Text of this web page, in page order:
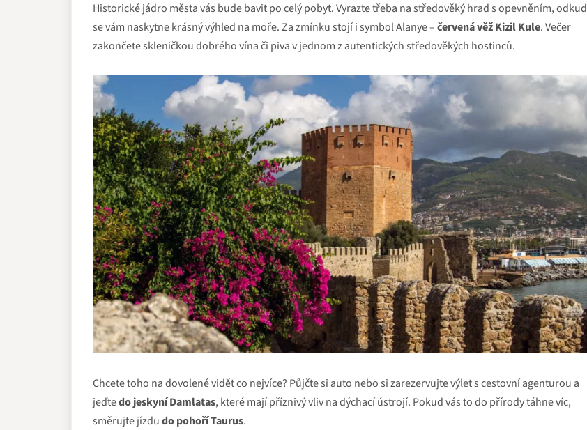
Historické jádro města vás bude bavit po celý pobyt. Vyrazte třeba na středověký hrad s opevněním, odkud
se vám naskytne krásný výhled na moře. Za zmínku stojí i symbol Alanye –červená věž Kizil Kule. Večer
zakončete skleničkou dobrého vína či piva v jednom z autentických středověkých hostinců.
Chcete toho na dovolené vidět co nejvíce? Půjčte si auto nebo si zarezervujte výlet s cestovní agenturou a
jeďtedo jeskyní Damlatas, které mají příznivý vliv na dýchací ústrojí. Pokud vás to do přírody táhne víc,
směrujte jízdudo pohoří Taurus.